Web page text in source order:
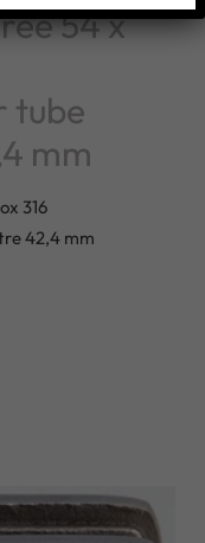
54 x
tube
mm
316
42,4 mm